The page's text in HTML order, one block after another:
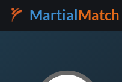
Martial Match